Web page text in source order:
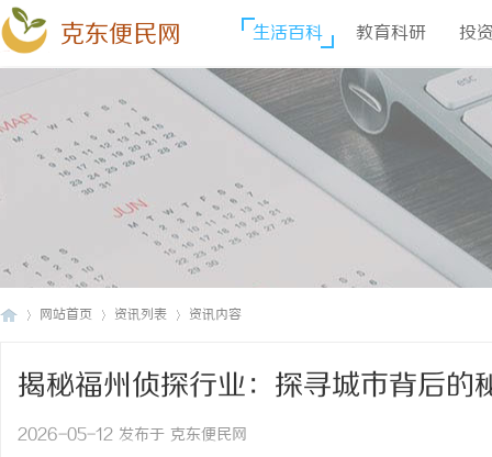
克东便民网 生活百科 教育科研 投
网站首页 资讯列表 资讯内容
揭秘福州侦探行业：探寻城市背后的
2026-05-12 发布于 克东便民网